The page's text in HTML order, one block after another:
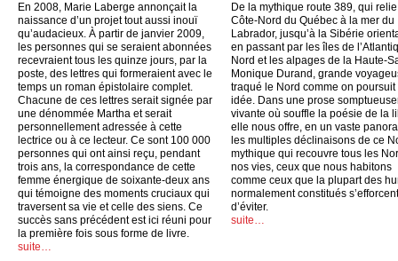
En 2008, Marie Laberge annonçait la
naissance d’un projet tout aussi inouï
qu’audacieux. À partir de janvier 2009,
les personnes qui se seraient abonnées
recevraient tous les quinze jours, par la
poste, des lettres qui formeraient avec le
temps un roman épistolaire complet.
Chacune de ces lettres serait signée par
une dénommée Martha et serait
personnellement adressée à cette
lectrice ou à ce lecteur. Ce sont 100 000
personnes qui ont ainsi reçu, pendant
trois ans, la correspondance de cette
femme énergique de soixante-deux ans
qui témoigne des moments cruciaux qui
traversent sa vie et celle des siens. Ce
succès sans précédent est ici réuni pour
la première fois sous forme de livre.
suite…
De la mythique route 389, qui
Côte-Nord du Québec à la mer du
Labrador, jusqu’à la Sibérie
en passant par les îles de
Nord et les alpages de la Haute-
Monique Durand, grande
traqué le Nord comme on poursuit
idée. Dans une prose
vivante où souffle la poésie de la
elle nous offre, en un vaste
les multiples déclinaisons de ce
mythique qui recouvre tous les
nos vies, ceux que nous habitons
comme ceux que la plupart des
normalement constitués s’efforcent
d’éviter.
suite…